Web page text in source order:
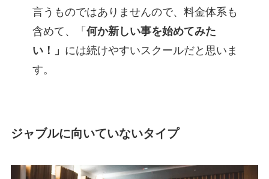
言うものではありませんので、料金体系も
含めて、「 何か新しい事を始めてみた
い！」 には続けやすいスクールだと思いま
す。
ジャブルに向いていないタイプ